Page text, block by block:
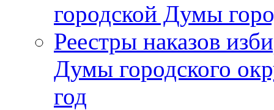
городской Думы
Реестры наказов
Думы городского
год